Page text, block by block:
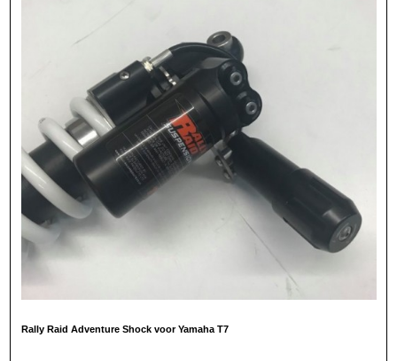
Rally Raid Adventure Shock voor Yamaha T7